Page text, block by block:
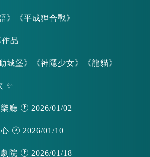
《平成狸合戰》
品
堡》《神隱少女》《龍貓》
✨
廳 🕐 2026/01/02
🕐 2026/01/10
院 🕐 2026/01/18